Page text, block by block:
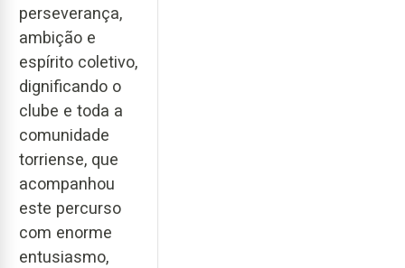
perseverança,
ambição e
espírito coletivo,
dignificando o
clube e toda a
comunidade
torriense, que
acompanhou
este percurso
com enorme
entusiasmo,